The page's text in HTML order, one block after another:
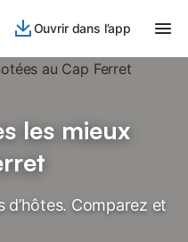
Ouvrir dans l’app
les mieux
d’hôtes. Comparez et